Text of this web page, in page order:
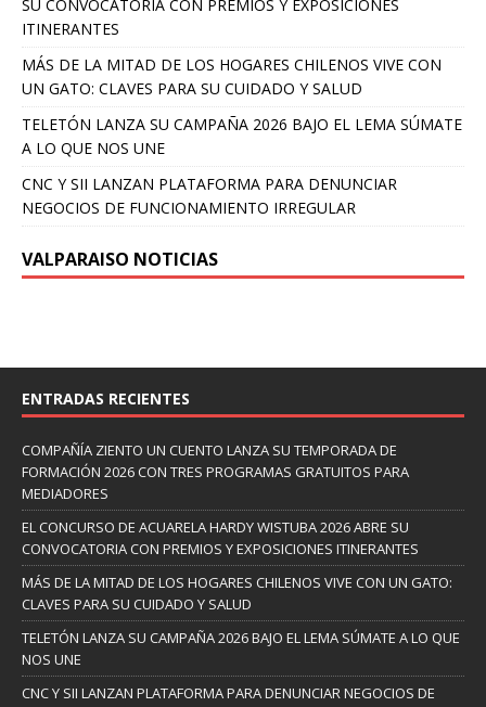
SU CONVOCATORIA CON PREMIOS Y EXPOSICIONES
ITINERANTES
MÁS DE LA MITAD DE LOS HOGARES CHILENOS VIVE CON
UN GATO: CLAVES PARA SU CUIDADO Y SALUD
TELETÓN LANZA SU CAMPAÑA 2026 BAJO EL LEMA SÚMATE
A LO QUE NOS UNE
CNC Y SII LANZAN PLATAFORMA PARA DENUNCIAR
NEGOCIOS DE FUNCIONAMIENTO IRREGULAR
VALPARAISO NOTICIAS
ENTRADAS RECIENTES
COMPAÑÍA ZIENTO UN CUENTO LANZA SU TEMPORADA DE
FORMACIÓN 2026 CON TRES PROGRAMAS GRATUITOS PARA
MEDIADORES
EL CONCURSO DE ACUARELA HARDY WISTUBA 2026 ABRE SU
CONVOCATORIA CON PREMIOS Y EXPOSICIONES ITINERANTES
MÁS DE LA MITAD DE LOS HOGARES CHILENOS VIVE CON UN GATO:
CLAVES PARA SU CUIDADO Y SALUD
TELETÓN LANZA SU CAMPAÑA 2026 BAJO EL LEMA SÚMATE A LO QUE
NOS UNE
CNC Y SII LANZAN PLATAFORMA PARA DENUNCIAR NEGOCIOS DE